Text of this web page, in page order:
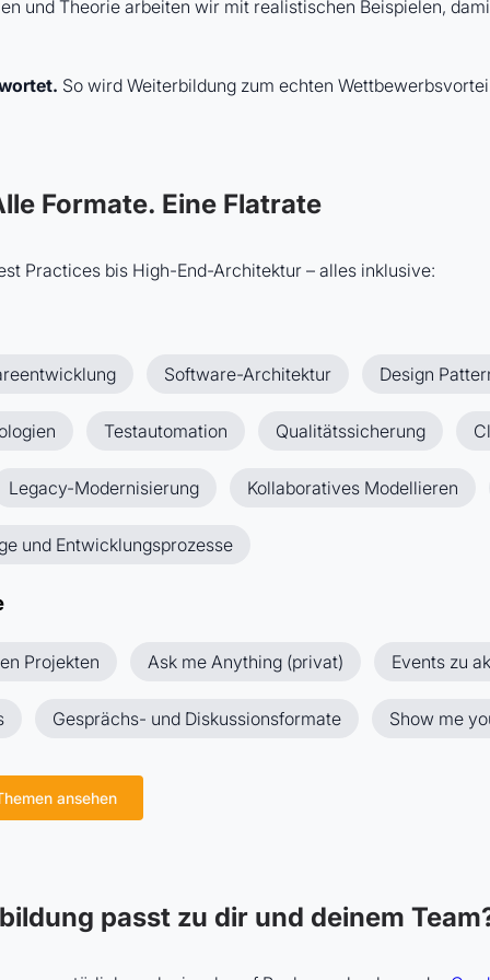
und Theorie arbeiten wir mit realistischen Beispielen,
So wird Weiterbildung zum echten
Formate. Eine Flatrate
Practices bis High-End-Architektur – alles inklusive:
Software-Architektur Design
Testautomation Qualitätssicherung
Legacy-Modernisierung Kollaboratives Modellieren
und Entwicklungsprozesse
Projekten Ask me Anything (privat) Events zu
Gesprächs- und Diskussionsformate Show me
ansehen
passt zu dir und deinem